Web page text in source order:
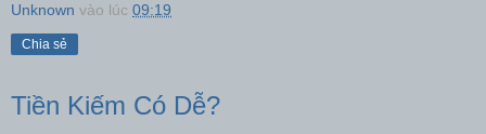
Unknown vào lúc 09:19
Chia sẻ
Tiền Kiếm Có Dễ?